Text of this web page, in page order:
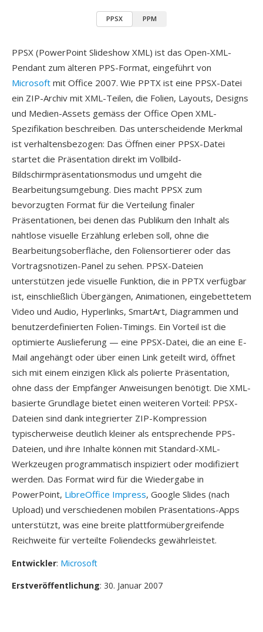
PPSX PPM
PPSX (PowerPoint Slideshow XML) ist das Open-XML-
Pendant zum älteren PPS-Format, eingeführt von
Microsoft mit Office 2007. Wie PPTX ist eine PPSX-Datei
ein ZIP-Archiv mit XML-Teilen, die Folien, Layouts, Designs
und Medien-Assets gemäss der Office Open XML-
Spezifikation beschreiben. Das unterscheidende Merkmal
ist verhaltensbezogen: Das Öffnen einer PPSX-Datei
startet die Präsentation direkt im Vollbild-
Bildschirmpräsentationsmodus und umgeht die
Bearbeitungsumgebung. Dies macht PPSX zum
bevorzugten Format für die Verteilung finaler
Präsentationen, bei denen das Publikum den Inhalt als
nahtlose visuelle Erzählung erleben soll, ohne die
Bearbeitungsoberfläche, den Foliensortierer oder das
Vortragsnotizen-Panel zu sehen. PPSX-Dateien
unterstützen jede visuelle Funktion, die in PPTX verfügbar
ist, einschließlich Übergängen, Animationen, eingebettetem
Video und Audio, Hyperlinks, SmartArt, Diagrammen und
benutzerdefinierten Folien-Timings. Ein Vorteil ist die
optimierte Auslieferung — eine PPSX-Datei, die an eine E-
Mail angehängt oder über einen Link geteilt wird, öffnet
sich mit einem einzigen Klick als polierte Präsentation,
ohne dass der Empfänger Anweisungen benötigt. Die XML-
basierte Grundlage bietet einen weiteren Vorteil: PPSX-
Dateien sind dank integrierter ZIP-Kompression
typischerweise deutlich kleiner als entsprechende PPS-
Dateien, und ihre Inhalte können mit Standard-XML-
Werkzeugen programmatisch inspiziert oder modifiziert
werden. Das Format wird für die Wiedergabe in
PowerPoint, LibreOffice Impress, Google Slides (nach
Upload) und verschiedenen mobilen Präsentations-Apps
unterstützt, was eine breite plattformübergreifende
Reichweite für verteilte Foliendecks gewährleistet.
Entwickler: Microsoft
Erstveröffentlichung: 30. Januar 2007